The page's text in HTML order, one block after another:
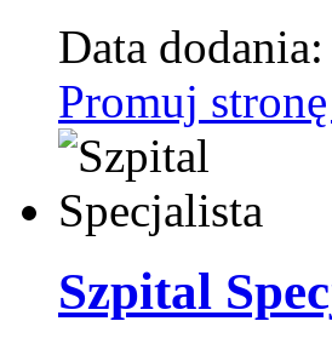
Data
Promuj
Szpital